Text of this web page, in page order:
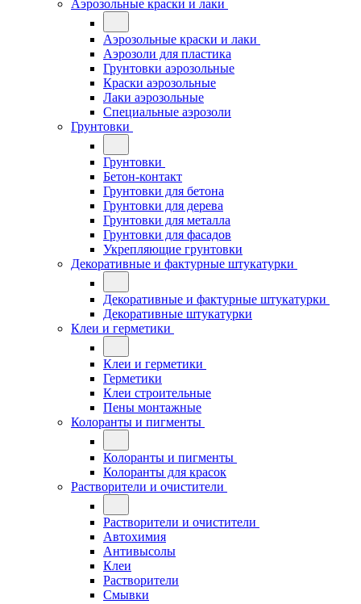
Аэрозольные краски и лаки
Аэрозольные краски и лаки
Аэрозоли для пластика
Грунтовки аэрозольные
Краски аэрозольные
Лаки аэрозольные
Специальные аэрозоли
Грунтовки
Грунтовки
Бетон-контакт
Грунтовки для бетона
Грунтовки для дерева
Грунтовки для металла
Грунтовки для фасадов
Укрепляющие грунтовки
Декоративные и фактурные штукатурки
Декоративные и фактурные штукатурки
Декоративные штукатурки
Клеи и герметики
Клеи и герметики
Герметики
Клеи строительные
Пены монтажные
Колоранты и пигменты
Колоранты и пигменты
Колоранты для красок
Растворители и очистители
Растворители и очистители
Автохимия
Антивысолы
Клеи
Растворители
Смывки